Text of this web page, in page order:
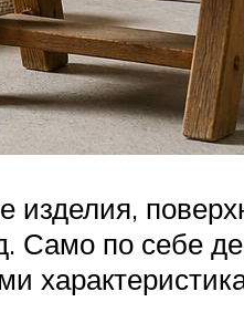
Само по себе